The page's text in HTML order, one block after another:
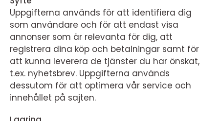
Uppgifterna används för att identifiera dig
som användare och för att endast visa
annonser som är relevanta för dig, att
registrera dina köp och betalningar samt för
att kunna leverera de tjänster du har önskat,
t.ex. nyhetsbrev. Uppgifterna används
dessutom för att optimera vår service och
innehållet på sajten.